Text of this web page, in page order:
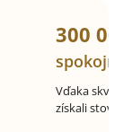
300
Vďaka
získali